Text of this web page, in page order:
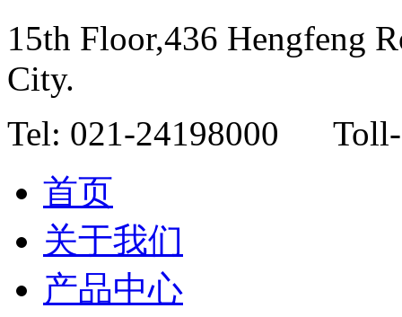
15th Floor,436 Hengfeng
City.
Tel: 021-24198000 Toll-
首页
关于我们
产品中心